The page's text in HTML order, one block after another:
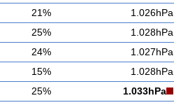
21% 1.026hPa
25% 1.028hPa
24% 1.027hPa
15% 1.028hPa
25% 1.033hPa